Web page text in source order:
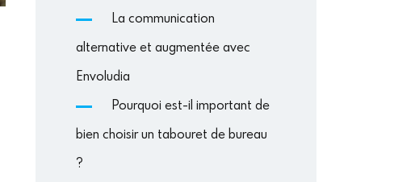
La communication
alternative et augmentée avec
Envoludia
Pourquoi est-il important de
bien choisir un tabouret de bureau
?